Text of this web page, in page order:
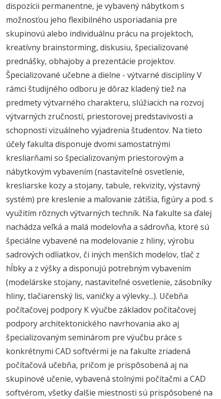
dispozícii permanentne, je vybavený nábytkom s
možnosťou jeho flexibilného usporiadania pre
skupinovú alebo individuálnu prácu na projektoch,
kreatívny brainstorming, diskusiu, špecializované
prednášky, obhajoby a prezentácie projektov.
Špecializované učebne a dielne - výtvarné disciplíny V
rámci študijného odboru je dôraz kladený tiež na
predmety výtvarného charakteru, slúžiacich na rozvoj
výtvarných zručností, priestorovej predstavivosti a
schopnosti vizuálneho vyjadrenia študentov. Na tieto
účely fakulta disponuje dvomi samostatnými
kresliarňami so špecializovaným priestorovým a
nábytkovým vybavením (nastaviteľné osvetlenie,
kresliarske kozy a stojany, tabule, rekvizity, výstavný
systém) pre kreslenie a maľovanie zátišia, figúry a pod. s
využitím rôznych výtvarných techník. Na fakulte sa ďalej
nachádza veľká a malá modelovňa a sádrovňa, ktoré sú
špeciálne vybavené na modelovanie z hliny, výrobu
sadrových odliatkov, či iných menších modelov, tlač z
hĺbky a z výšky a disponujú potrebným vybavením
(modelárske stojany, nastaviteľné osvetlenie, zásobníky
hliny, tlačiarenský lis, vaničky a výlevky...). Učebňa
počítačovej podpory K výučbe základov počítačovej
podpory architektonického navrhovania ako aj
špecializovaným seminárom pre výučbu práce s
konkrétnymi CAD softvérmi je na fakulte zriadená
počítačová učebňa, pričom je prispôsobená aj na
skupinové učenie, vybavená stolnými počítačmi a CAD
softvérom, všetky ďalšie miestnosti sú prispôsobené na